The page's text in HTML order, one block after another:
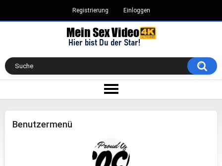
Registrierung Einloggen
Benutzermenü